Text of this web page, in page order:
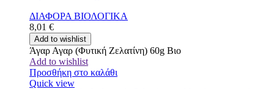
ΔΙΑΦΟΡΑ ΒΙΟΛΟΓΙΚΑ
8,01 €
Add to wishlist
Άγαρ Αγαρ (Φυτική Ζελατίνη) 60g Βιο
Add to wishlist
Προσθήκη στο καλάθι
Quick view